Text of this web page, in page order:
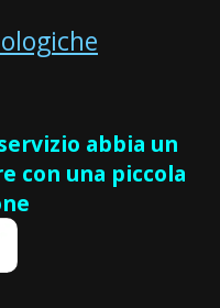
abbia un
con una piccola